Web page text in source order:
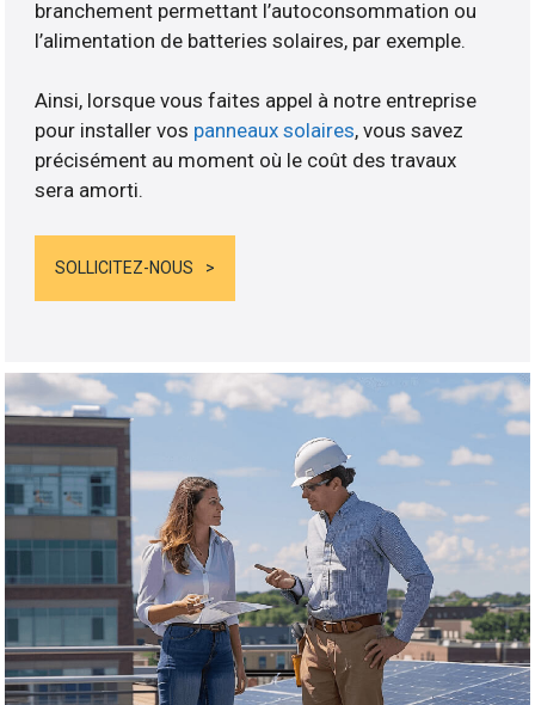
branchement permettant l’autoconsommation ou
l’alimentation de batteries solaires, par exemple.
Ainsi, lorsque vous faites appel à notre entreprise
pour installer vos panneaux solaires, vous savez
précisément au moment où le coût des travaux
sera amorti.
SOLLICITEZ-NOUS